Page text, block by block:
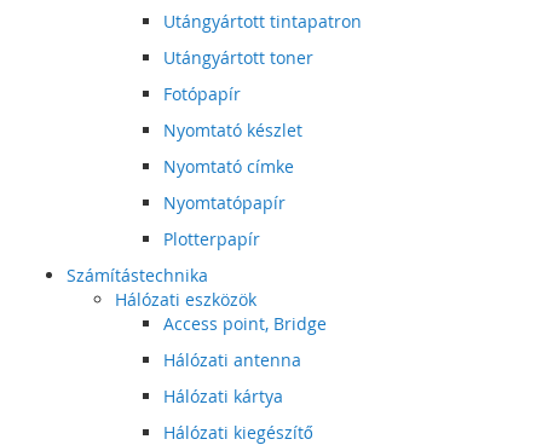
Utángyártott tintapatron
Utángyártott toner
Fotópapír
Nyomtató készlet
Nyomtató címke
Nyomtatópapír
Plotterpapír
Számítástechnika
Hálózati eszközök
Access point, Bridge
Hálózati antenna
Hálózati kártya
Hálózati kiegészítő